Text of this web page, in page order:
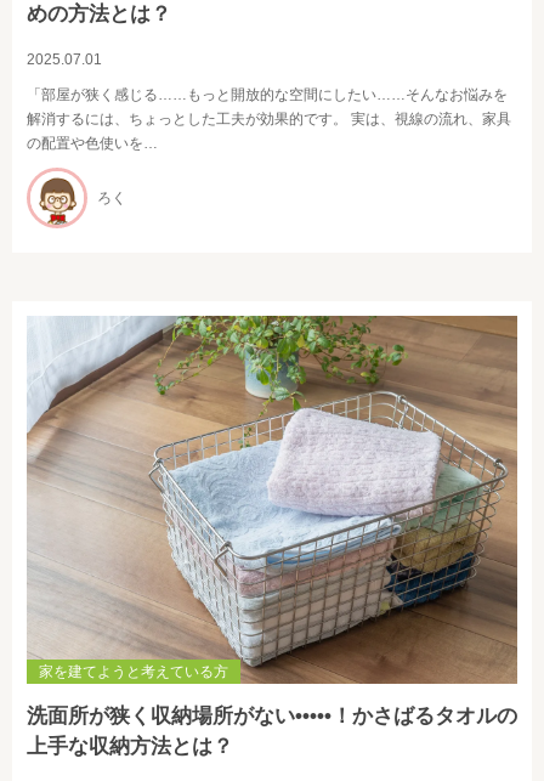
めの方法とは？
2025.07.01
「部屋が狭く感じる……もっと開放的な空間にしたい……そんなお悩みを
解消するには、ちょっとした工夫が効果的です。 実は、視線の流れ、家具
の配置や色使いを…
ろく
家を建てようと考えている方
洗面所が狭く収納場所がない•••••！かさばるタオルの
上手な収納方法とは？